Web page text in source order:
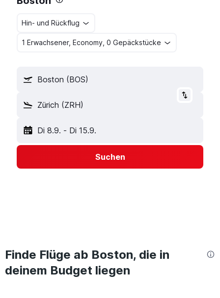
Hin- und Rückflug
1 Erwachsener, Economy, 0 Gepäckstücke
Boston (BOS)
Zürich (ZRH)
Di 8.9. - Di 15.9.
Suchen
Finde Flüge ab Boston, die in
deinem Budget liegen